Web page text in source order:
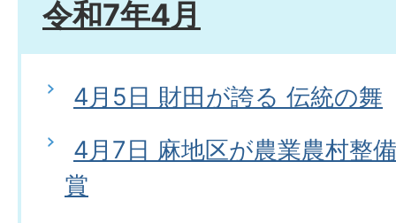
令和7年4月
4月5日 財田が誇る 伝統の舞
4月7日 麻地区が農業農村整
賞